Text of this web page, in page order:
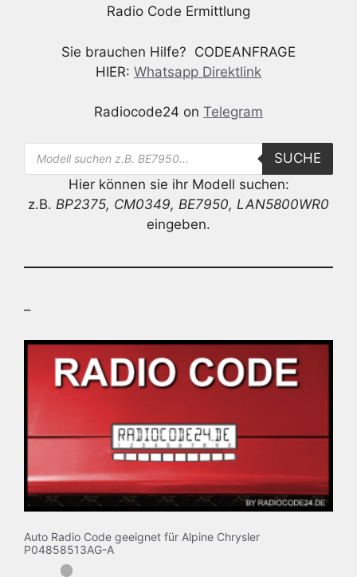
Radio Code Ermittlung
Sie brauchen Hilfe? CODEANFRAGE
HIER: Whatsapp Direktlink
Radiocode24 on Telegram
Products
search
SUCHE
Hier können sie ihr Modell suchen:
z.B. BP2375, CM0349, BE7950, LAN5800WR0
eingeben.
–
Auto Radio Code geeignet für Alpine Chrysler
P04858513AG-A